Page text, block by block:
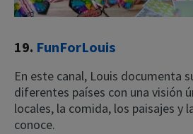
19. FunForLouis
En este canal, Louis documenta
diferentes países con una visión
locales, la comida, los paisajes y
conoce.